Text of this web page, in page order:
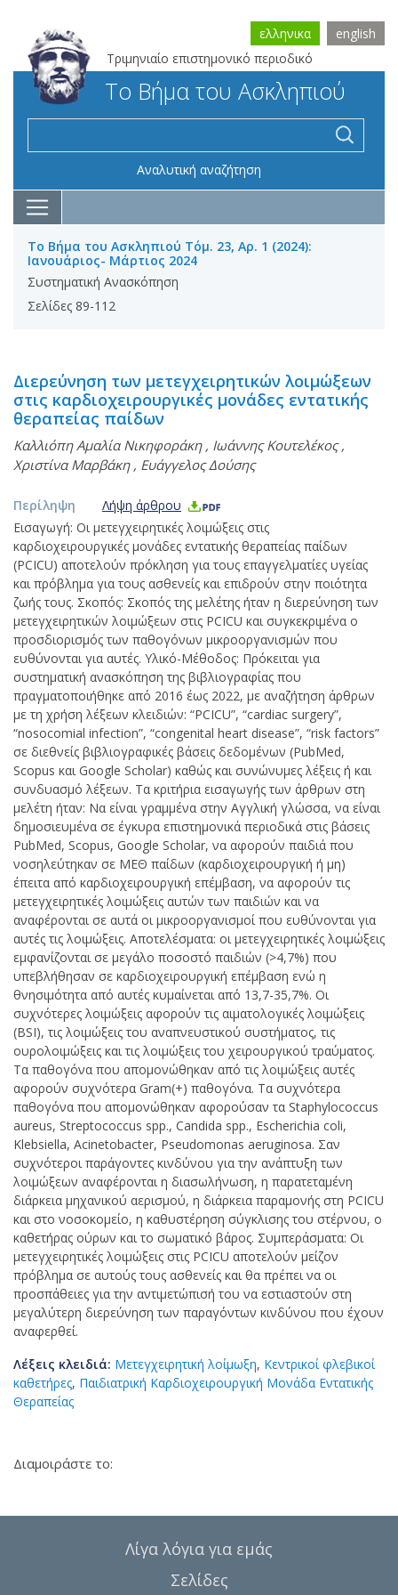
Τριμηνιαίο επιστημονικό περιοδικό
ελληνικα english
Το Βήμα του Ασκληπιού
Αναλυτική αναζήτηση
Το Βήμα του Ασκληπιού Τόμ. 23, Αρ. 1 (2024):
Ιανουάριος- Μάρτιος 2024
Συστηματική Ανασκόπηση
Σελίδες 89-112
Διερεύνηση των μετεγχειρητικών λοιμώξεων
στις καρδιοχειρουργικές μονάδες εντατικής
θεραπείας παίδων
Καλλιόπη Αμαλία Νικηφοράκη, Ιωάννης Κουτελέκος,
Χριστίνα Μαρβάκη, Ευάγγελος Δούσης
Περίληψη
Λήψη άρθρου
Εισαγωγή: Οι μετεγχειρητικές λοιμώξεις στις
καρδιοχειρουργικές μονάδες εντατικής θεραπείας παίδων
(PCICU) αποτελούν πρόκληση για τους επαγγελματίες υγείας
και πρόβλημα για τους ασθενείς και επιδρούν στην ποιότητα
ζωής τους. Σκοπός: Σκοπός της μελέτης ήταν η διερεύνηση των
μετεγχειρητικών λοιμώξεων στις PCICU και συγκεκριμένα ο
προσδιορισμός των παθογόνων μικροοργανισμών που
ευθύνονται για αυτές. Υλικό-Μέθοδος: Πρόκειται για
συστηματική ανασκόπηση της βιβλιογραφίας που
πραγματοποιήθηκε από 2016 έως 2022, με αναζήτηση άρθρων
με τη χρήση λέξεων κλειδιών: “PCICU”, “cardiac surgery”,
“nosocomial infection”, “congenital heart disease”, “risk factors”
σε διεθνείς βιβλιογραφικές βάσεις δεδομένων (PubMed,
Scopus και Google Scholar) καθώς και συνώνυμες λέξεις ή και
συνδυασμό λέξεων. Τα κριτήρια εισαγωγής των άρθρων στη
μελέτη ήταν: Να είναι γραμμένα στην Αγγλική γλώσσα, να είναι
δημοσιευμένα σε έγκυρα επιστημονικά περιοδικά στις βάσεις
PubMed, Scopus, Google Scholar, να αφορούν παιδιά που
νοσηλεύτηκαν σε ΜΕΘ παίδων (καρδιοχειρουργική ή μη)
έπειτα από καρδιοχειρουργική επέμβαση, να αφορούν τις
μετεγχειρητικές λοιμώξεις αυτών των παιδιών και να
αναφέρονται σε αυτά οι μικροοργανισμοί που ευθύνονται για
αυτές τις λοιμώξεις. Αποτελέσματα: οι μετεγχειρητικές λοιμώξεις
εμφανίζονται σε μεγάλο ποσοστό παιδιών (>4,7%) που
υπεβλήθησαν σε καρδιοχειρουργική επέμβαση ενώ η
θνησιμότητα από αυτές κυμαίνεται από 13,7-35,7%. Οι
συχνότερες λοιμώξεις αφορούν τις αιματολογικές λοιμώξεις
(BSI), τις λοιμώξεις του αναπνευστικού συστήματος, τις
ουρολοιμώξεις και τις λοιμώξεις του χειρουργικού τραύματος.
Τα παθογόνα που απομονώθηκαν από τις λοιμώξεις αυτές
αφορούν συχνότερα Gram(+) παθογόνα. Τα συχνότερα
παθογόνα που απομονώθηκαν αφορούσαν τα Staphylococcus
aureus, Streptococcus spp., Candida spp., Escherichia coli,
Klebsiella, Acinetobacter, Pseudomonas aeruginosa. Σαν
συχνότεροι παράγοντες κινδύνου για την ανάπτυξη των
λοιμώξεων αναφέρονται η διασωλήνωση, η παρατεταμένη
διάρκεια μηχανικού αερισμού, η διάρκεια παραμονής στη PCICU
και στο νοσοκομείο, η καθυστέρηση σύγκλισης του στέρνου, ο
καθετήρας ούρων και το σωματικό βάρος. Συμπεράσματα: Οι
μετεγχειρητικές λοιμώξεις στις PCICU αποτελούν μείζον
πρόβλημα σε αυτούς τους ασθενείς και θα πρέπει να οι
προσπάθειες για την αντιμετώπισή του να εστιαστούν στη
μεγαλύτερη διερεύνηση των παραγόντων κινδύνου που έχουν
αναφερθεί.
Λέξεις κλειδιά: Μετεγχειρητική λοίμωξη, Κεντρικοί φλεβικοί
καθετήρες, Παιδιατρική Καρδιοχειρουργική Μονάδα Εντατικής
Θεραπείας
Διαμοιράστε το:
Λίγα λόγια για εμάς
Σελίδες